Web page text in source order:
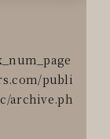
publi
archive.ph